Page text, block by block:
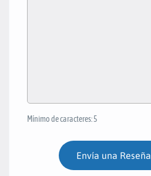
Mínimo de caracteres: 5
Envía una Reseña